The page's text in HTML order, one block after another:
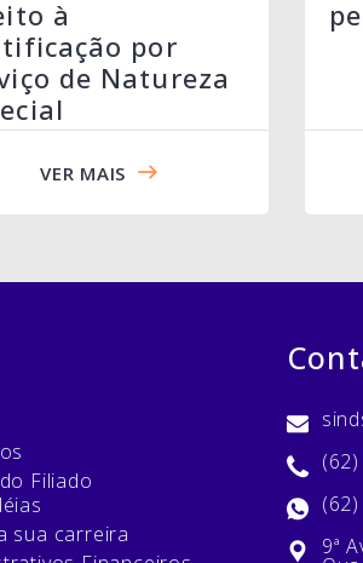
à
por
de Natureza
VER MAIS
Filiado
sua carreira
9ª